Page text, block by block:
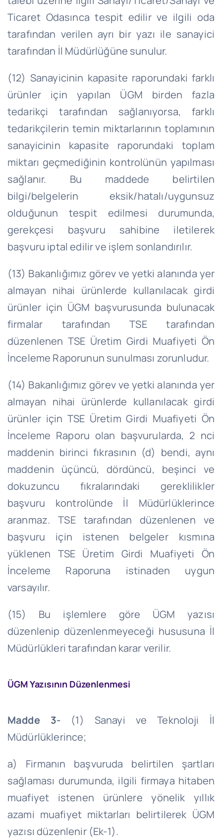
Ticaret Odasınca tespit edilir ve ilgili oda
tarafından verilen ayrı bir yazı ile sanayici
tarafından İl Müdürlüğüne sunulur.
(12) Sanayicinin kapasite raporundaki farklı
ürünler için yapılan ÜGM birden fazla
tedarikçi tarafından sağlanıyorsa, farklı
tedarikçilerin temin miktarlarının toplamının
sanayicinin kapasite raporundaki toplam
miktarı geçmediğinin kontrolünün yapılması
sağlanır. Bu maddede belirtilen
bilgi/belgelerin eksik/hatalı/uygunsuz
olduğunun tespit edilmesi durumunda,
gerekçesi başvuru sahibine iletilerek
başvuru iptal edilir ve işlem sonlandırılır.
(13) Bakanlığımız görev ve yetki alanında yer
almayan nihai ürünlerde kullanılacak girdi
ürünler için ÜGM başvurusunda bulunacak
firmalar tarafından TSE tarafından
düzenlenen TSE Üretim Girdi Muafiyeti Ön
İnceleme Raporunun sunulması zorunludur.
(14) Bakanlığımız görev ve yetki alanında yer
almayan nihai ürünlerde kullanılacak girdi
ürünler için TSE Üretim Girdi Muafiyeti Ön
İnceleme Raporu olan başvurularda, 2 nci
maddenin birinci fıkrasının (d) bendi, aynı
maddenin üçüncü, dördüncü, beşinci ve
dokuzuncu fıkralarındaki gereklilikler
başvuru kontrolünde İl Müdürlüklerince
aranmaz. TSE tarafından düzenlenen ve
başvuru için istenen belgeler kısmına
yüklenen TSE Üretim Girdi Muafiyeti Ön
İnceleme Raporuna istinaden uygun
varsayılır.
(15) Bu işlemlere göre ÜGM yazısı
düzenlenip düzenlenmeyeceği hususuna İl
Müdürlükleri tarafından karar verilir.
ÜGM Yazısının Düzenlenmesi
Madde 3- (1) Sanayi ve Teknoloji İl
Müdürlüklerince;
a) Firmanın başvuruda belirtilen şartları
sağlaması durumunda, ilgili firmaya hitaben
muafiyet istenen ürünlere yönelik yıllık
azami muafiyet miktarları belirtilerek ÜGM
yazısı düzenlenir (Ek-1).